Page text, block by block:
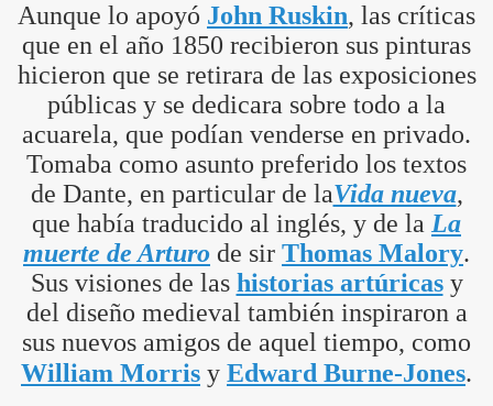
Aunque lo apoyó John Ruskin, las críticas
que en el año 1850 recibieron sus pinturas
hicieron que se retirara de las exposiciones
públicas y se dedicara sobre todo a la
acuarela, que podían venderse en privado.
Tomaba como asunto preferido los textos
de Dante, en particular de laVida nueva,
que había traducido al inglés, y de la La
muerte de Arturo de sir Thomas Malory.
Sus visiones de las historias artúricasy
del diseño medieval también inspiraron a
sus nuevos amigos de aquel tiempo, como
William Morris y Edward Burne-Jones.